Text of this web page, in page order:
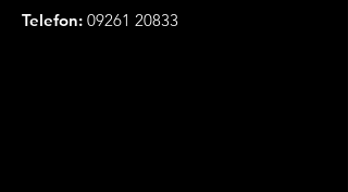
Telefon: 09261 20833